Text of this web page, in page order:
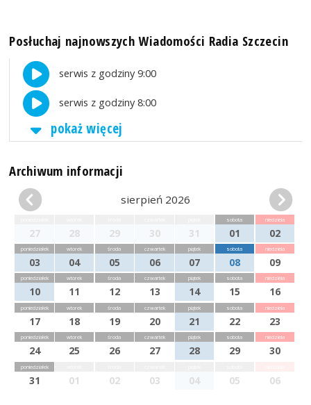
Posłuchaj najnowszych Wiadomości Radia Szczecin
serwis z godziny 9:00
serwis z godziny 8:00
pokaż więcej
Archiwum informacji
sierpień 2026
27 28 29 30 31
sobota
01
niedziela
02
poniedziałek
03
wtorek
04
środa
05
czwartek
06
piątek
07
sobota
08
niedziela
09
poniedziałek
10
wtorek
11
środa
12
czwartek
13
piątek
14
sobota
15
niedziela
16
poniedziałek
17
wtorek
18
środa
19
czwartek
20
piątek
21
sobota
22
niedziela
23
poniedziałek
24
wtorek
25
środa
26
czwartek
27
piątek
28
sobota
29
niedziela
30
poniedziałek
31 01 02 03 04 05 06